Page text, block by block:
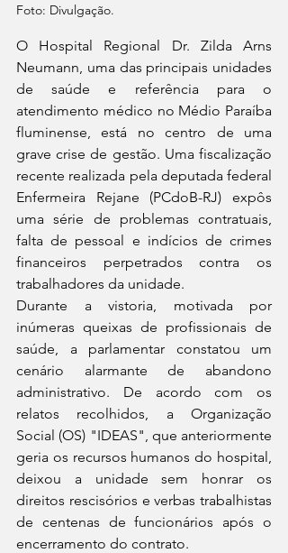
Foto: Divulgação.
O Hospital Regional Dr. Zilda Arns
Neumann, uma das principais unidades
de saúde e referência para o
atendimento médico no Médio Paraíba
fluminense, está no centro de uma
grave crise de gestão. Uma fiscalização
recente realizada pela deputada federal
Enfermeira Rejane (PCdoB-RJ) expôs
uma série de problemas contratuais,
falta de pessoal e indícios de crimes
financeiros perpetrados contra os
trabalhadores da unidade.
Durante a vistoria, motivada por
inúmeras queixas de profissionais de
saúde, a parlamentar constatou um
cenário alarmante de abandono
administrativo. De acordo com os
relatos recolhidos, a Organização
Social (OS) "IDEAS", que anteriormente
geria os recursos humanos do hospital,
deixou a unidade sem honrar os
direitos rescisórios e verbas trabalhistas
de centenas de funcionários após o
encerramento do contrato.